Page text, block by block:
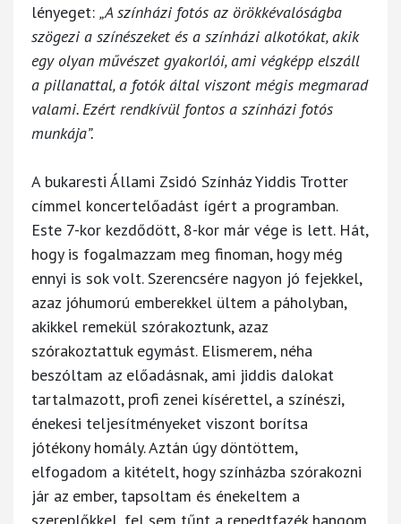
lényeget: „A színházi fotós az örökkévalóságba
szögezi a színészeket és a színházi alkotókat, akik
egy olyan művészet gyakorlói, ami végképp elszáll
a pillanattal, a fotók által viszont mégis megmarad
valami. Ezért rendkívül fontos a színházi fotós
munkája”.
A bukaresti Állami Zsidó Színház Yiddis Trotter
címmel koncertelőadást ígért a programban.
Este 7-kor kezdődött, 8-kor már vége is lett. Hát,
hogy is fogalmazzam meg finoman, hogy még
ennyi is sok volt. Szerencsére nagyon jó fejekkel,
azaz jóhumorú emberekkel ültem a páholyban,
akikkel remekül szórakoztunk, azaz
szórakoztattuk egymást. Elismerem, néha
beszóltam az előadásnak, ami jiddis dalokat
tartalmazott, profi zenei kísérettel, a színészi,
énekesi teljesítményeket viszont borítsa
jótékony homály. Aztán úgy döntöttem,
elfogadom a kitételt, hogy színházba szórakozni
jár az ember, tapsoltam és énekeltem a
szereplőkkel, fel sem tűnt a repedtfazék hangom.